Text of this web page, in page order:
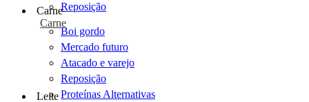
Reposição
Carne
Carne
Boi gordo
Mercado futuro
Atacado e varejo
Reposição
Proteínas Alternativas
Leite